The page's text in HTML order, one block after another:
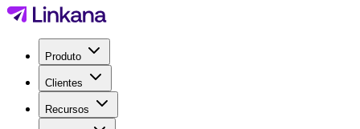
Produto
Clientes
Recursos